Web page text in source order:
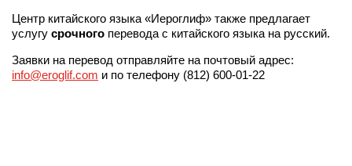
Центр китайского языка «Иероглиф» также предлагает
услугу срочного перевода с китайского языка на русский.
Заявки на перевод отправляйте на почтовый адрес:
info@eroglif.com и по телефону (812) 600-01-22